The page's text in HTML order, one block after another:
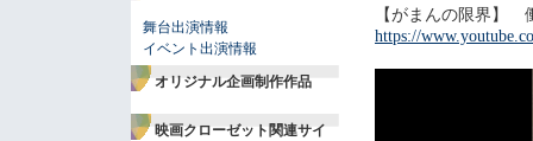
舞台出演情報
イベント出演情報
オリジナル企画制作作品
映画クローゼット関連サイ
【がまんの限界】
https://